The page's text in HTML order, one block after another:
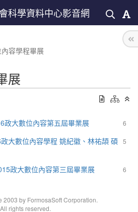
科學資料中心影音網
容學程畢展
展
6
政大數位內容第五屆畢業展
5
政大數位內容學程 姚紀徽、林祐頡 碩
6
政大數位內容第三屆畢業展
2003 by FormosaSoft Corporation.
All rights reserved.